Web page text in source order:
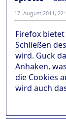
17. August 2011,
Firefox
Schließen
wird. Guck
Anhaken,
die Cookies
wird auch